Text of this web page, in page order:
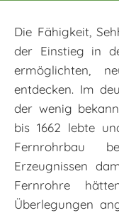
Die Fähigkeit,
der Einstieg in
ermöglichten,
entdecken. Im
der wenig
bis 1662 lebte
Fernrohrbau
Erzeugnissen
Fernrohre
Überlegungen